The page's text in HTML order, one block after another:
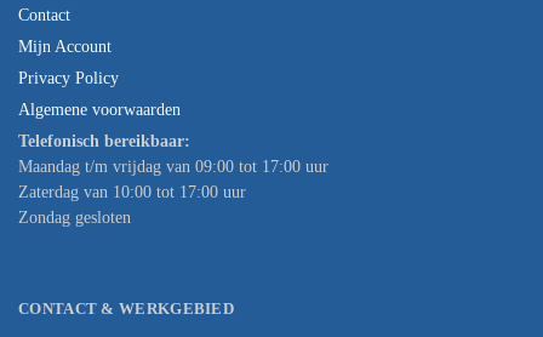
Contact
Mijn Account
Privacy Policy
Algemene voorwaarden
Telefonisch bereikbaar:
Maandag t/m vrijdag van 09:00 tot 17:00 uur
Zaterdag van 10:00 tot 17:00 uur
Zondag gesloten
CONTACT & WERKGEBIED